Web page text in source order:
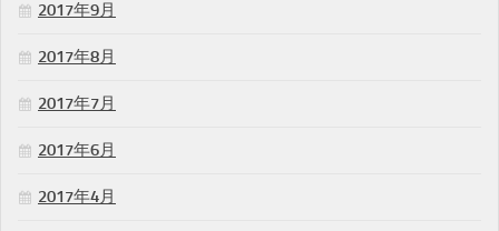
2017年9月
2017年8月
2017年7月
2017年6月
2017年4月